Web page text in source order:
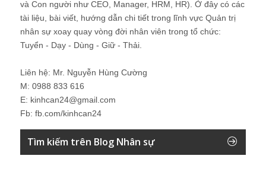
và Con người như CEO, Manager, HRM, HR). Ở đây có các
tài liệu, bài viết, hướng dẫn chi tiết trong lĩnh vực Quản trị
nhân sự xoay quay vòng đời nhân viên trong tổ chức:
Tuyển - Dạy - Dùng - Giữ - Thải.
Liên hệ: Mr. Nguyễn Hùng Cường
M: 0988 833 616
E: kinhcan24@gmail.com
Fb: fb.com/kinhcan24
Tìm kiếm trên Blog Nhân sự